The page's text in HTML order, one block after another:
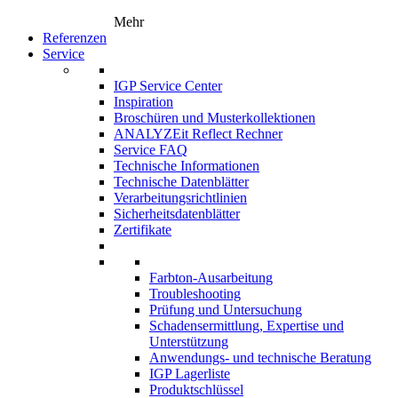
Mehr
Referenzen
Service
IGP Service Center
Inspiration
Broschüren und Musterkollektionen
ANALYZEit Reflect Rechner
Service FAQ
Technische Informationen
Technische Datenblätter
Verarbeitungsrichtlinien
Sicherheitsdatenblätter
Zertifikate
Farbton-Ausarbeitung
Troubleshooting
Prüfung und Untersuchung
Schadensermittlung, Expertise und
Unterstützung
Anwendungs- und technische Beratung
IGP Lagerliste
Produktschlüssel